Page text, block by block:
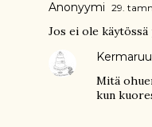
Anonyymi 29.
Jos ei ole
Mitä
kun